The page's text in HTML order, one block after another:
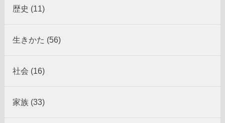
歴史 (11)
生きかた (56)
社会 (16)
家族 (33)